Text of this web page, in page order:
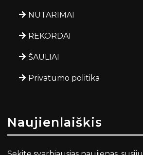
NUTARIMAI
REKORDAI
ŠAULIAI
Privatumo politika
Naujienlaiškis